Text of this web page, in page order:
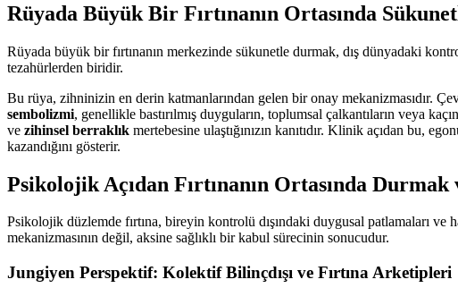
Rüyada Büyük Bir Fırtınanın Ortasında
Rüyada büyük bir fırtınanın merkezinde sükunetle durmak, dış dünyadaki
tezahürlerden biridir.
Bu rüya, zihninizin en derin katmanlarından gelen bir onay mekanizmasıdır.
sembolizmi, genellikle bastırılmış duyguların, toplumsal çalkantıların veya
ve zihinsel berraklık mertebesine ulaştığınızın kanıtıdır. Klinik açıdan bu,
kazandığını gösterir.
Psikolojik Açıdan Fırtınanın Ortasında Durmak
Psikolojik düzlemde fırtına, bireyin kontrolü dışındaki duygusal patlamaları
mekanizmasının değil, aksine sağlıklı bir kabul sürecinin sonucudur.
Jungiyen Perspektif: Kolektif Bilinçdışı ve Fırtına Arketipleri